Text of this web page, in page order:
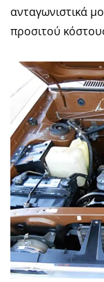
ανταγωνιστικά
προσιτού